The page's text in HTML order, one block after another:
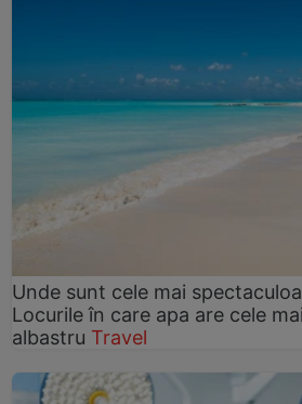
Unde sunt cele mai
Locurile în care apa are cele
albastru Travel